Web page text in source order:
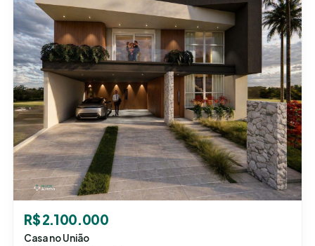
R$ 2.100.000
Casa no União